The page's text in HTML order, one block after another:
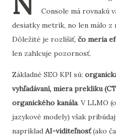
Console má rovnakú
desiatky metrík, no len málo z
Dôležité je rozlíšiť, čo meria
len zahlcuje pozornosť.
Základné SEO KPI sú:
vyhľadávaní, miera prekliku
organického kanála. V LLMO
jazykové modely) však
napríklad AI-viditeľnosť(ako